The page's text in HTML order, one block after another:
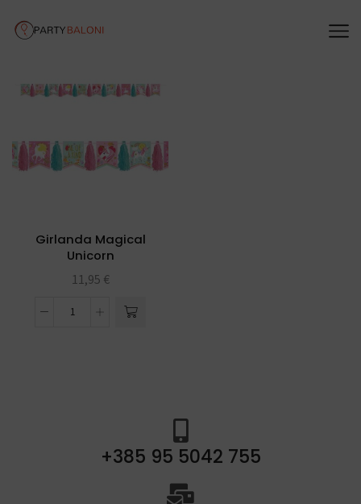
Girlanda Magical
Unicorn
11,95 €
+385 95 5042 755